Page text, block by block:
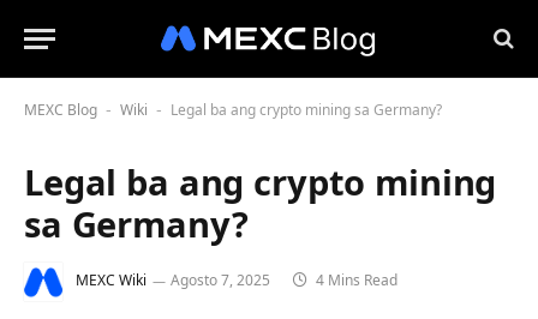
MEXC Blog - Wiki - Legal ba ang crypto mining sa Germany?
Legal ba ang crypto mining
sa Germany?
MEXC Wiki Agosto 7, 2025 4 Mins Read